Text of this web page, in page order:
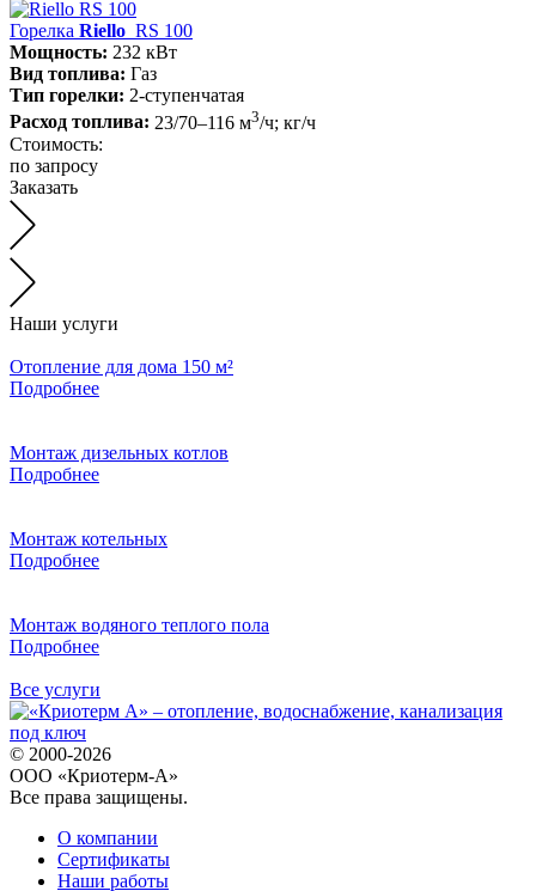
Горелка Riello RS 100
Мощность: 232 кВт
Вид топлива: Газ
Тип горелки: 2-ступенчатая
Расход топлива: 23/70–116 м3/ч; кг/ч
Стоимость:
по запросу
Заказать
Наши услуги
Отопление для дома 150 м²
Подробнее
Монтаж дизельных котлов
Подробнее
Монтаж котельных
Подробнее
Монтаж водяного теплого пола
Подробнее
Все услуги
© 2000-2026
ООО «Криотерм-А»
Все права защищены.
О компании
Сертификаты
Наши работы